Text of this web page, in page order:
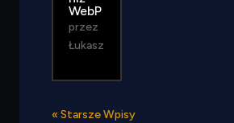
WebP
przez
Łukasz
« Starsze Wpisy